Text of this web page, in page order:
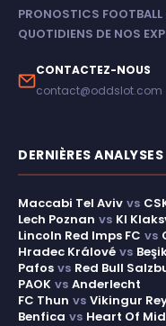
PRONOSTICS
QUOTIDIENS DE NOS
CONTACTEZ-NOUS
contact@oddslot.com
DERNIÈRES
Maccabi Tel Aviv vs
Lech Poznan vs KI
Lincoln Red Imps FC vs
Hradec Králové vs
Pafos vs Red Bull
PAOK vs Anderlecht
FC Thun vs Vikingur
Benfica vs Heart Of